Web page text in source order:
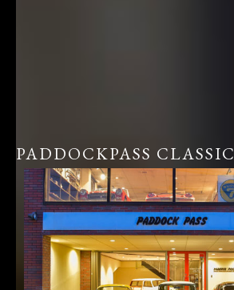
PADDOCKPASS CLASSIC